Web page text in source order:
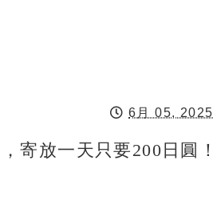
6月 05, 2025
寄放一天只要200日圓！